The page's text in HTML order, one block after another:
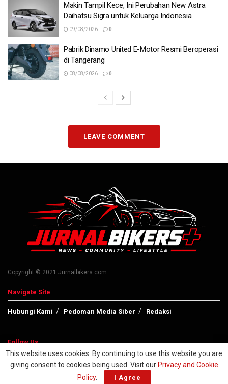
Makin Tampil Kece, Ini Perubahan New Astra
Daihatsu Sigra untuk Keluarga Indonesia
09/08/2026 0
Pabrik Dinamo United E-Motor Resmi Beroperasi
di Tangerang
08/08/2026 0
LEAVE COMMENT
Copyright © 2021 Jurnalbikers.com
Navigate Site
Hubungi Kami Pedoman Media Siber Redaksi
Follow Us
This website uses cookies. By continuing to use this website you are
giving consent to cookies being used. Visit our Privacy and Cookie
Policy. I Agree